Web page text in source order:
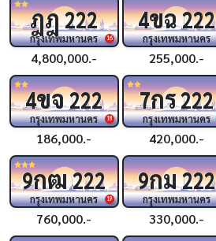
16
ฎฎ222
กรุงเทพมหานคร
4,800,000.-
4ขฉ222
กรุงเทพมหานคร
255,000.-
18
4ขจ222
กรุงเทพมหานคร
186,000.-
7กร222
กรุงเทพมหานคร
420,000.-
19
9กฒ222
กรุงเทพมหานคร
760,000.-
9กม222
กรุงเทพมหานคร
330,000.-